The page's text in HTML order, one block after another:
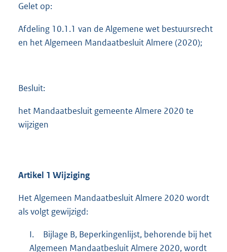
7
K
Gelet op:
Afdeling 10.1.1 van de Algemene wet bestuursrecht
en het Algemeen Mandaatbesluit Almere (2020);
Besluit:
het Mandaatbesluit gemeente Almere 2020 te
wijzigen
Artikel 1 Wijziging
Het Algemeen Mandaatbesluit Almere 2020 wordt
als volgt gewijzigd:
I.
Bijlage B, Beperkingenlijst, behorende bij het
Algemeen Mandaatbesluit Almere 2020, wordt